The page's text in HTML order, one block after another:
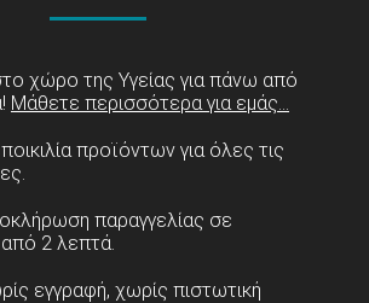
χώρο της Υγείας για πάνω από
Μάθετε περισσότερα για εμάς...
προϊόντων για όλες τις
παραγγελίας σε
2 λεπτά.
εγγραφή, χωρίς πιστωτική